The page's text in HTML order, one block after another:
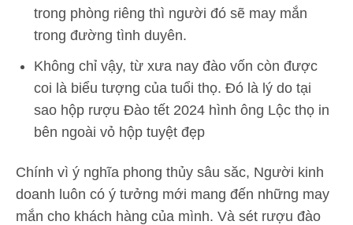
trong phòng riêng thì người đó sẽ may mắn
trong đường tình duyên.
Không chỉ vậy, từ xưa nay đào vốn còn được
coi là biểu tượng của tuổi thọ. Đó là lý do tại
sao hộp rượu Đào tết 2024 hình ông Lộc thọ in
bên ngoài vỏ hộp tuyệt đẹp
Chính vì ý nghĩa phong thủy sâu săc, Người kinh
doanh luôn có ý tưởng mới mang đến những may
mắn cho khách hàng của mình. Và sét rượu đào